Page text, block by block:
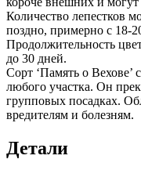
Количество лепестков
поздно, примерно с 18-
Продолжительность
до 30 дней.
Сорт ‘Память о Вехове’
любого участка. Он
групповых посадках.
вредителям и болезням.
Детали